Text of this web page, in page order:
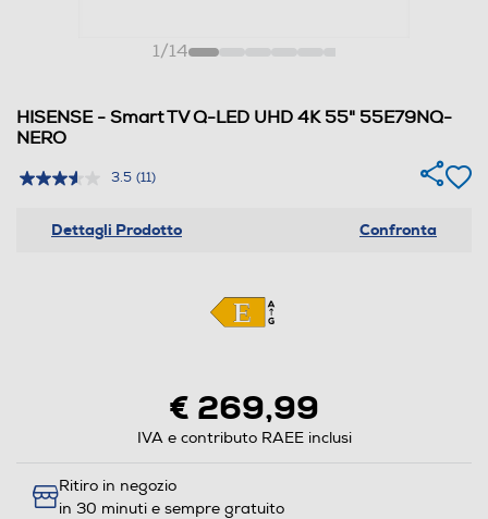
1/14
HISENSE - Smart TV Q-LED UHD 4K 55" 55E79NQ-
NERO
3.5 (11)
Dettagli Prodotto Confronta
€ 269,99
IVA e contributo RAEE inclusi
Ritiro in negozio
in 30 minuti e sempre gratuito